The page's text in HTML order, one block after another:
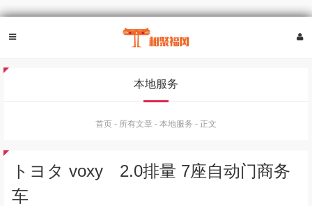
本地服务
首页 - 所有文章 - 本地服务 - 正文
トヨタ voxy 2.0排量 7座自动门商务
车